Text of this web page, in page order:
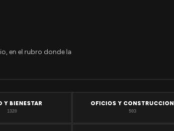
en el rubro donde la
Y BIENESTAR
1320
OFICIOS Y CONSTRUCCION
503